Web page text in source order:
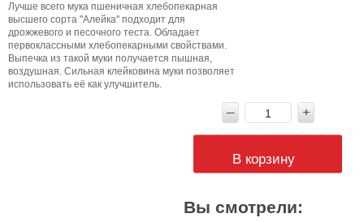
Лучше всего мука пшеничная хлебопекарная
высшего сорта "Алейка" подходит для
дрожжевого и песочного теста. Обладает
первоклассными хлебопекарными свойствами.
Выпечка из такой муки получается пышная,
воздушная. Сильная клейковина муки позволяет
использовать её как улучшитель.
В корзину
Вы смотрели: